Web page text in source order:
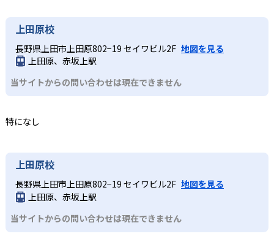
的な進路指導を行えるプロの相談員で、教師に対するアド
バイスも行う。
KATEKYO学院では、担任制による完全個別指導を行ってい
しやすい。教師が毎回同じなので、信頼関係を築きやすい
点もメリットだ。
どんなデメリットがある？
分・150分から選択するシステムとなっている。1コマ50分
上田原校
長野県上田市上田原802−19 セイワビル2F 地図を見る
上田原、赤坂上駅
当サイトからの問い合わせは現在できません
特になし
上田原校
長野県上田市上田原802−19 セイワビル2F 地図を見る
上田原、赤坂上駅
当サイトからの問い合わせは現在できません